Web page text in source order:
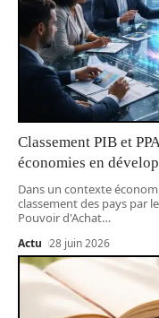
Classement PIB et
économies en
Dans un contexte
classement des pays par
Pouvoir d'Achat…
Actu 28 juin 2026